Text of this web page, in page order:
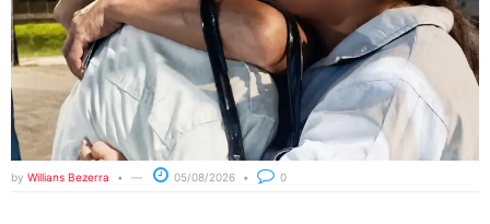
by Willians Bezerra 05/08/2026 0